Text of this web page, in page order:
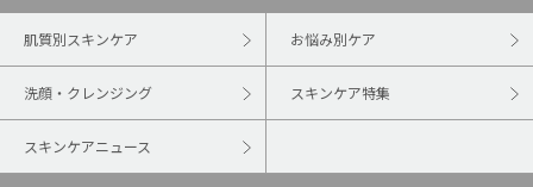
肌質別スキンケア お悩み別ケア
洗顔・クレンジング スキンケア特集
スキンケアニュース